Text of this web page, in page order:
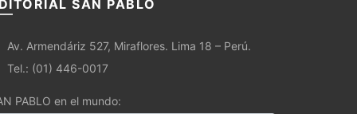
SAN PABLO
Av. Armendáriz 527, Miraflores. Lima 18 – Perú.
Tel.: (01) 446-0017
PABLO en el mundo: